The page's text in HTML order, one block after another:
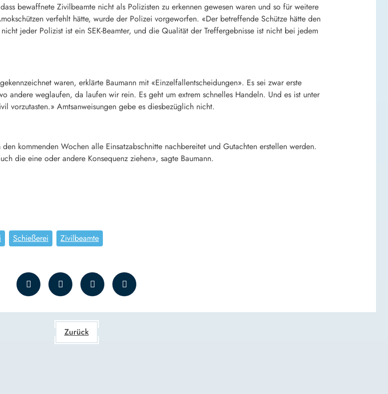
bewaffnete Zivilbeamte nicht als Polizisten zu erkennen gewesen waren und so für weitere
verfehlt hätte, wurde der Polizei vorgeworfen. «Der betreffende Schütze hätte den
jeder Polizist ist ein SEK-Beamter, und die Qualität der Treffergebnisse ist nicht bei jedem
waren, erklärte Baumann mit «Einzelfallentscheidungen». Es sei zwar erste
andere weglaufen, da laufen wir rein. Es geht um extrem schnelles Handeln. Und es ist unter
vorzutasten.» Amtsanweisungen gebe es diesbezüglich nicht.
kommenden Wochen alle Einsatzabschnitte nachbereitet und Gutachten erstellen werden.
die eine oder andere Konsequenz ziehen», sagte Baumann.
Schießerei Zivilbeamte
Zurück